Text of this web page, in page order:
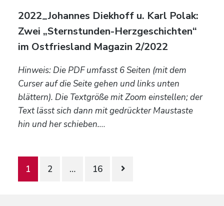
2022_Johannes Diekhoff u. Karl Polak:
Zwei „Sternstunden-Herzgeschichten“
im Ostfriesland Magazin 2/2022
Hinweis: Die PDF umfasst 6 Seiten (mit dem
Curser auf die Seite gehen und links unten
blättern). Die Textgröße mit Zoom einstellen; der
Text lässt sich dann mit gedrückter Maustaste
hin und her schieben.…
Seitennummerierung
der
1 2 … 16